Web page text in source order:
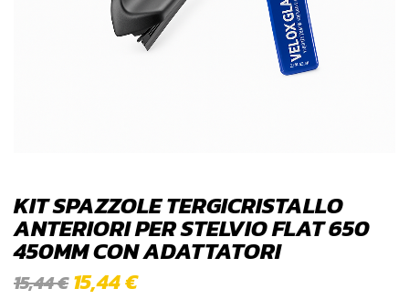
KIT SPAZZOLE TERGICRISTALLO
ANTERIORI PER STELVIO FLAT 650
450MM CON ADATTATORI
15,44€ 15,44€